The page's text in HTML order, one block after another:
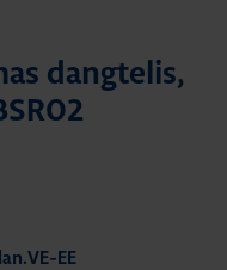
dangtelis,
EE